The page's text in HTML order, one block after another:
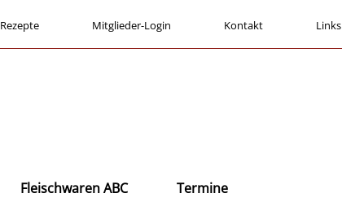
Links
Kontakt
Mitglieder-Login
Rezepte
Fleischwaren ABC Termine